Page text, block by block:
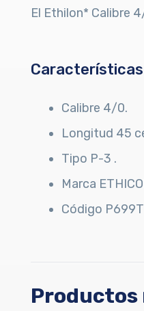
El Ethilon* Calibre
Características
Calibre 4/0.
Longitud 45
Tipo P-3 .
Marca
Código P699T
Productos